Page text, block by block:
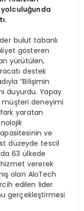
bulut tabanlı
gösteren
yürütülen,
destek
“Bilişimin
duyurdu. Yapay
deneyimi
yaratan
ve
düzeyde tescil
63 ülkede
vererek
olan AloTech
edilen lider
gerçekleştirmesi